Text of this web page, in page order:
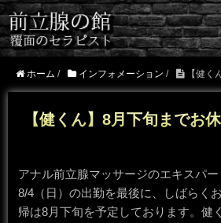
ホーム / インフォメーション / 【健
【健くん】8月下旬までお
アナル前立腺マッサージのエキスパ
8/4（日）の出勤を最後に、しばらく
帰は8月下旬を予定しております。健